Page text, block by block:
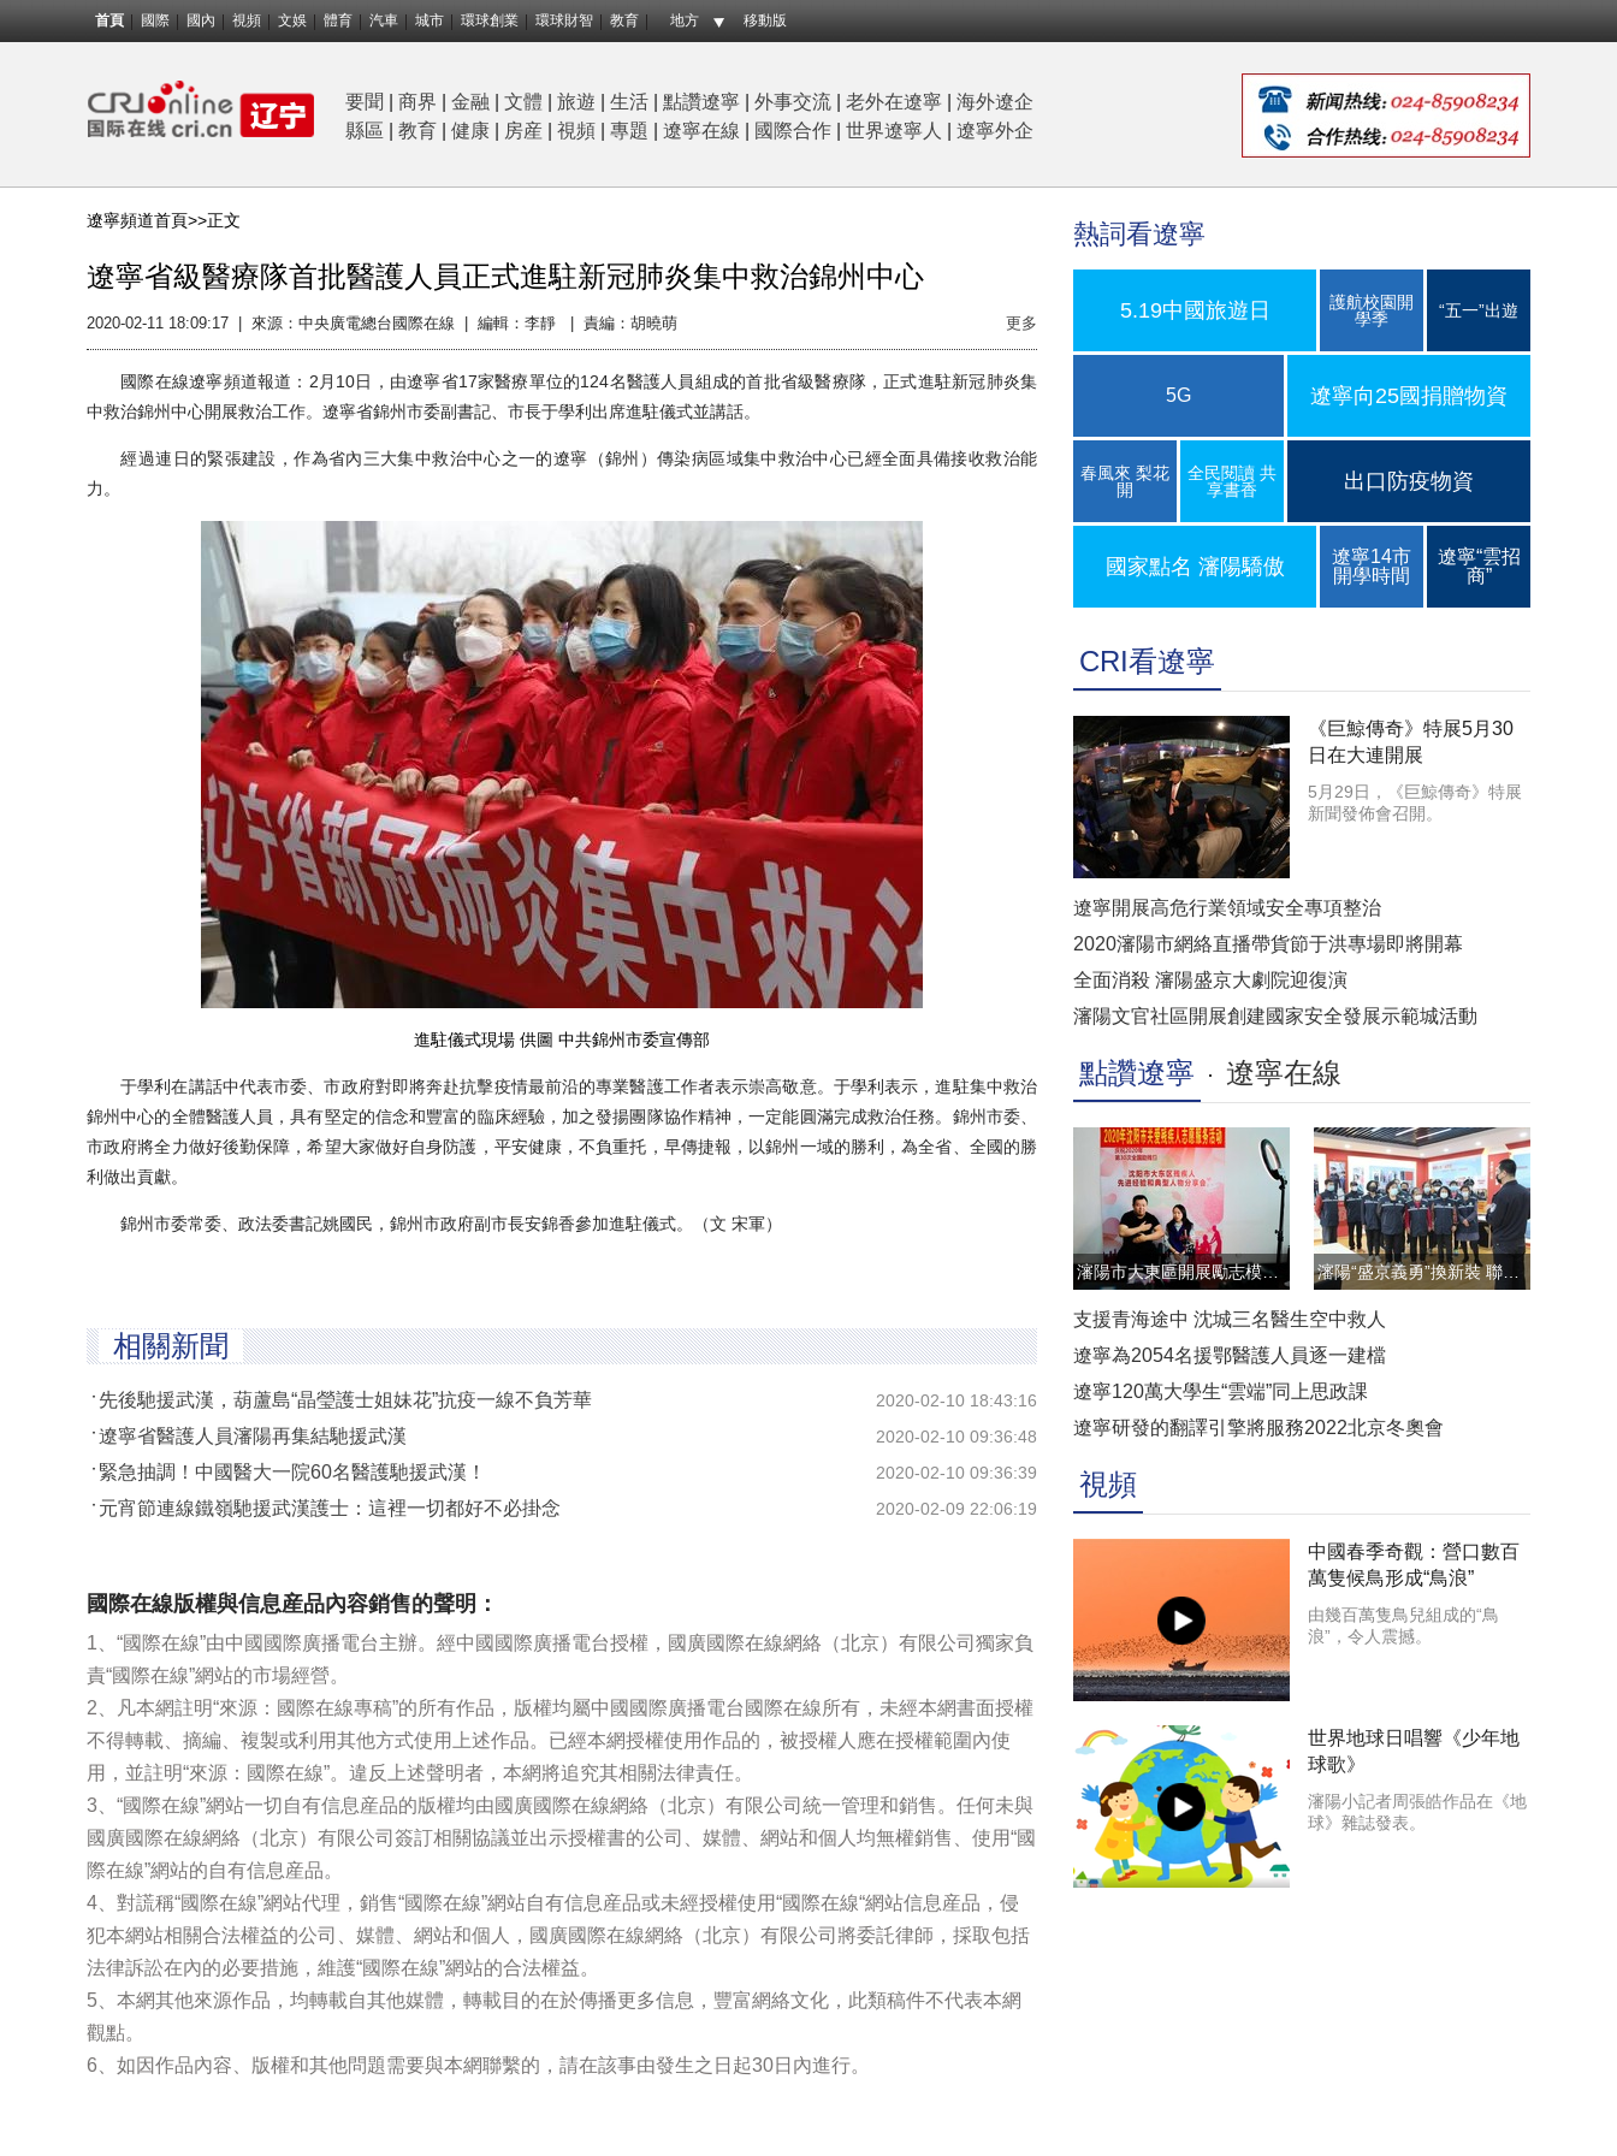
首頁 國際 國內 視頻 文娛 體育 汽車 城市 環球創業 環球財智 教育 地方 移動版
要聞 商界 金融 文體 旅遊 生活 點讚遼寧 外事交流 老外在遼寧
海外遼企
縣區
教育 健康 房産 視頻 專題 遼寧在線 國際合作 世界遼寧人 遼寧外企
遼寧頻道首頁>>正文
遼寧省級醫療隊首批醫護人員正式進駐新冠肺炎集中救治錦州中心
2020-02-11 18:09:17 來源：中央廣電總台國際在線 編輯：李靜 | 責編：胡曉萌 更多
國際在線遼寧頻道報道：2月10日，由遼寧省17家醫療單位的124名醫護人員組成的首批省級醫療隊，正式進駐新冠肺炎集
中救治錦州中心開展救治工作。遼寧省錦州市委副書記、市長于學利出席進駐儀式並講話。
經過連日的緊張建設，作為省內三大集中救治中心之一的遼寧（錦州）傳染病區域集中救治中心已經全面具備接收救治能
力。
進駐儀式現場 供圖 中共錦州市委宣傳部
于學利在講話中代表市委、市政府對即將奔赴抗擊疫情最前沿的專業醫護工作者表示崇高敬意。于學利表示，進駐集中救治
錦州中心的全體醫護人員，具有堅定的信念和豐富的臨床經驗，加之發揚團隊協作精神，一定能圓滿完成救治任務。錦州市委、
市政府將全力做好後勤保障，希望大家做好自身防護，平安健康，不負重托，早傳捷報，以錦州一域的勝利，為全省、全國的勝
利做出貢獻。
錦州市委常委、政法委書記姚國民，錦州市政府副市長安錦香參加進駐儀式。（文 宋軍）
相關新聞
2020-02-10 18:43:16
先後馳援武漢，葫蘆島“晶瑩護士姐妹花”抗疫一線不負芳華
2020-02-10 09:36:48
遼寧省醫護人員瀋陽再集結馳援武漢
2020-02-10 09:36:39
緊急抽調！中國醫大一院60名醫護馳援武漢！
2020-02-09 22:06:19
元宵節連線鐵嶺馳援武漢護士：這裡一切都好不必掛念
國際在線版權與信息産品內容銷售的聲明：
1、“國際在線”由中國國際廣播電台主辦。經中國國際廣播電台授權，國廣國際在線網絡（北京）有限公司獨家負
責“國際在線”網站的市場經營。
2、凡本網註明“來源：國際在線專稿”的所有作品，版權均屬中國國際廣播電台國際在線所有，未經本網書面授權
不得轉載、摘編、複製或利用其他方式使用上述作品。已經本網授權使用作品的，被授權人應在授權範圍內使
用，並註明“來源：國際在線”。違反上述聲明者，本網將追究其相關法律責任。
3、“國際在線”網站一切自有信息産品的版權均由國廣國際在線網絡（北京）有限公司統一管理和銷售。任何未與
國廣國際在線網絡（北京）有限公司簽訂相關協議並出示授權書的公司、媒體、網站和個人均無權銷售、使用“國
際在線”網站的自有信息産品。
4、對謊稱“國際在線”網站代理，銷售“國際在線”網站自有信息産品或未經授權使用“國際在線“網站信息産品，侵
犯本網站相關合法權益的公司、媒體、網站和個人，國廣國際在線網絡（北京）有限公司將委託律師，採取包括
法律訴訟在內的必要措施，維護“國際在線”網站的合法權益。
5、本網其他來源作品，均轉載自其他媒體，轉載目的在於傳播更多信息，豐富網絡文化，此類稿件不代表本網
觀點。
6、如因作品內容、版權和其他問題需要與本網聯繫的，請在該事由發生之日起30日內進行。
熱詞看遼寧
5.19中國旅遊日
護航校園開
學季
“五一”出遊
5G 遼寧向25國捐贈物資
春風來 梨花
開
全民閱讀 共
享書香
出口防疫物資
國家點名 瀋陽驕傲
遼寧14市
開學時間
遼寧“雲招
商”
CRI看遼寧
《巨鯨傳奇》特展5月30
日在大連開展
5月29日，《巨鯨傳奇》特展
新聞發佈會召開。
遼寧開展高危行業領域安全專項整治
2020瀋陽市網絡直播帶貨節于洪專場即將開幕
全面消殺 瀋陽盛京大劇院迎復演
瀋陽文官社區開展創建國家安全發展示範城活動
點讚遼寧 遼寧在線
瀋陽市大東區開展勵志模範雲直播訪談活動
支援青海途中 沈城三名醫生空中救人
遼寧為2054名援鄂醫護人員逐一建檔
遼寧120萬大學生“雲端”同上思政課
遼寧研發的翻譯引擎將服務2022北京冬奧會
視頻
中國春季奇觀：營口數百
萬隻候鳥形成“鳥浪”
由幾百萬隻鳥兒組成的“鳥
浪”，令人震撼。
世界地球日唱響《少年地
球歌》
瀋陽小記者周張皓作品在《地
球》雜誌發表。